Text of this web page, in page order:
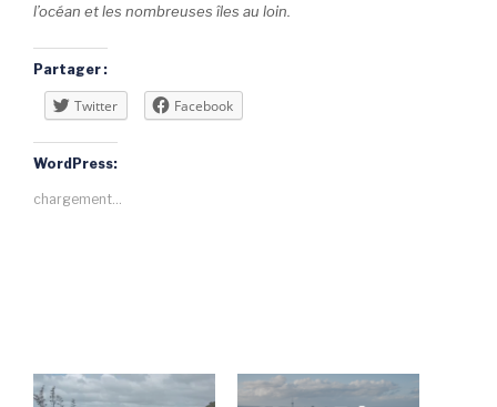
l’océan et les nombreuses îles au loin.
Partager :
Twitter Facebook
WordPress:
chargement…